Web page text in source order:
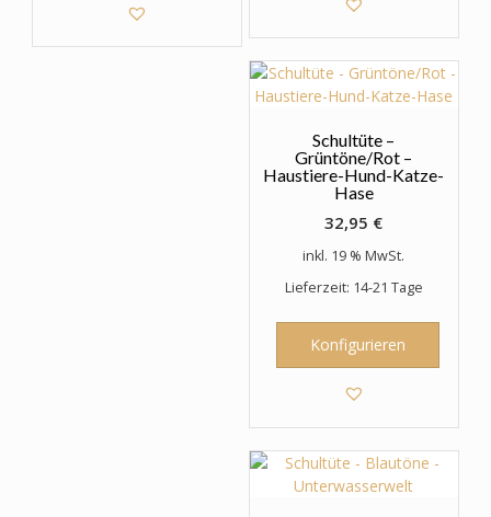
Schultüte –
Grüntöne/Rot –
Haustiere-Hund-Katze-
Hase
32,95 €
inkl. 19 % MwSt.
Lieferzeit: 14-21 Tage
Konfigurieren